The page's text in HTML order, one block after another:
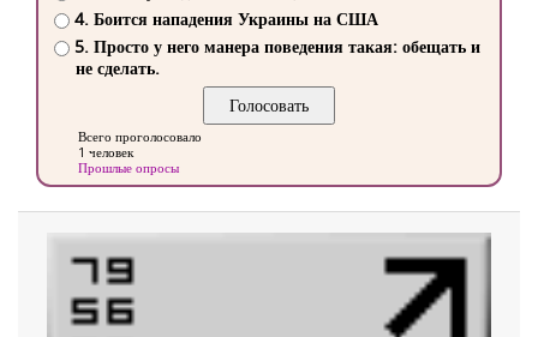
4. Боится нападения Украины на США
5. Просто у него манера поведения такая: обещать и
не сделать.
Всего проголосовало
1 человек
Прошлые опросы